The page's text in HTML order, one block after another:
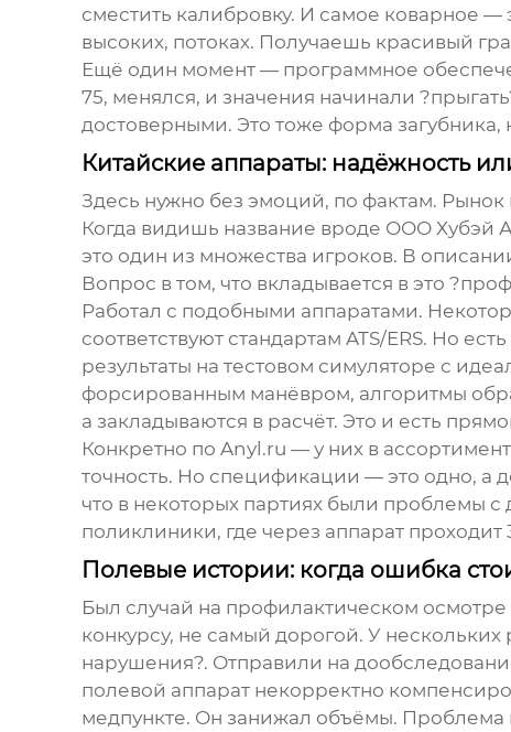
сместить калибровку. И самое коварное —
высоких, потоках. Получаешь красивый
Ещё один момент — программное
75, менялся, и значения начинали
достоверными. Это тоже форма загубника,
Китайские аппараты: надёжность
Здесь нужно без эмоций, по фактам.
Когда видишь название вроде ООО Хубэй
это один из множества игроков. В
Вопрос в том, что вкладывается в это
Работал с подобными аппаратами.
соответствуют стандартам ATS/ERS. Но
результаты на тестовом симуляторе с
форсированным манёвром, алгоритмы
а закладываются в расчёт. Это и есть
Конкретно по Anyl.ru — у них в
точность. Но спецификации — это одно, а
что в некоторых партиях были проблемы с
поликлиники, где через аппарат проходит
Полевые истории: когда ошибка
Был случай на профилактическом
конкурсу, не самый дорогой. У
нарушения?. Отправили на
полевой аппарат некорректно
медпункте. Он занижал объёмы. Проблема